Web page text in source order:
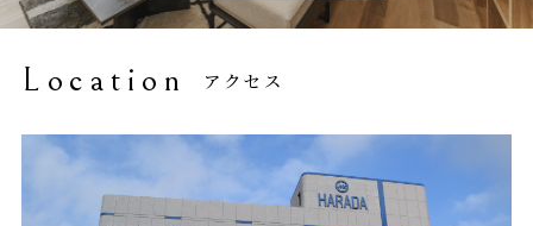
Location アクセス